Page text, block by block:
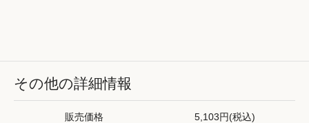
その他の詳細情報
販売価格 5,103円(税込)